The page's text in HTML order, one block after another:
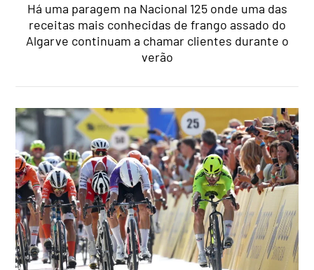
Há uma paragem na Nacional 125 onde uma das
receitas mais conhecidas de frango assado do
Algarve continuam a chamar clientes durante o
verão